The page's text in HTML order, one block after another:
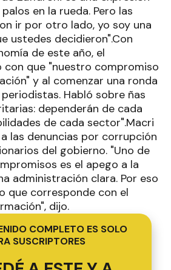
en la rueda. Pero las
ir por otro lado, yo soy una
ustedes decidieron".Con
de este año, el
con que "nuestro compromiso
y al comenzar una ronda
Habló sobre ñas
dependerán de cada
de cada sector".Macri
las denuncias por corrupción
del gobierno. "Uno de
es el apego a la
administración clara. Por eso
que corresponde con el
dijo.
COMPLETO ES SOLO
SUSCRIPTORES